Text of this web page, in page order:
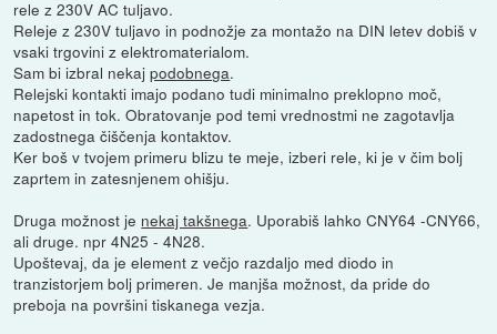
rele z 230V AC tuljavo.
Releje z 230V tuljavo in podnožje za montažo na DIN letev dobiš v
vsaki trgovini z elektromaterialom.
Sam bi izbral nekajpodobnega.
Relejski kontakti imajo podano tudi minimalno preklopno moč,
napetost in tok. Obratovanje pod temi vrednostmi ne zagotavlja
zadostnega čiščenja kontaktov.
Ker boš v tvojem primeru blizu te meje, izberi rele, ki je v čim bolj
zaprtem in zatesnjenem ohišju.
Druga možnost je nekaj takšnega. Uporabiš lahko CNY64 -CNY66,
ali druge. npr 4N25 - 4N28.
Upoštevaj, da je element z večjo razdaljo med diodo in
tranzistorjem bolj primeren. Je manjša možnost, da pride do
preboja na površini tiskanega vezja.